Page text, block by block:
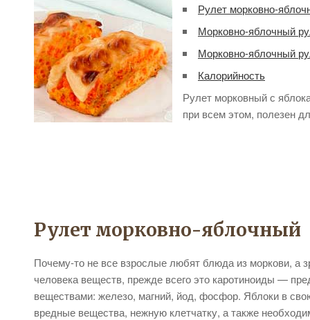
Рулет морковно-
Морковно-яблочный
Морковно-яблочный
Калорийность
Рулет морковный с
при всем этом, полезен
Рулет морковно-яблочный
Почему-то не все взрослые любят блюда из моркови, а
человека веществ, прежде всего это каротиноиды —
веществами: железо, магний, йод, фосфор. Яблоки в
вредные вещества, нежную клетчатку, а также